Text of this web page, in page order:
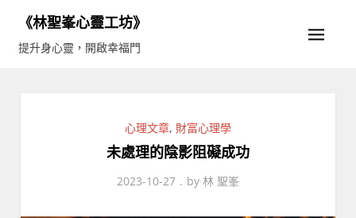
content
《林聖峯心靈工坊》
提升身心靈，開啟幸福門
心理文章, 財富心理學
未處理的陰影阻礙成功
2023-10-27 by 林 聖峯